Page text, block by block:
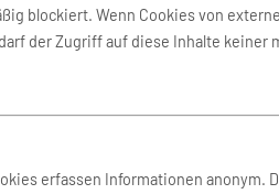
da man sich hier wie
werden, haben den
zählt der Flughafen zu
können. Die Flüge nach
erspart.
und man kann sich dabei
blockiert. Wenn Cookies von
der Zugriff auf diese Inhalte keiner
erfassen Informationen anonym.